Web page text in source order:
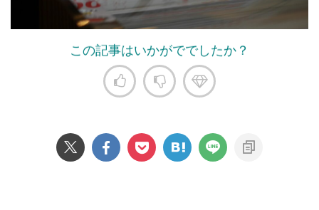
この記事はいかがででしたか？